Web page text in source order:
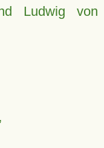
Ludwig von